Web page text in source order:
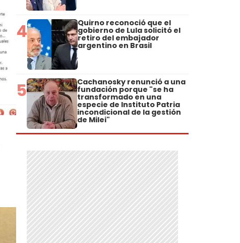
4 Quirno reconoció que el
gobierno de Lula solicitó el
retiro del embajador
argentino en Brasil
5 Cachanosky renunció a una
fundación porque "se ha
transformado en una
especie de Instituto Patria
incondicional de la gestión
de Milei"